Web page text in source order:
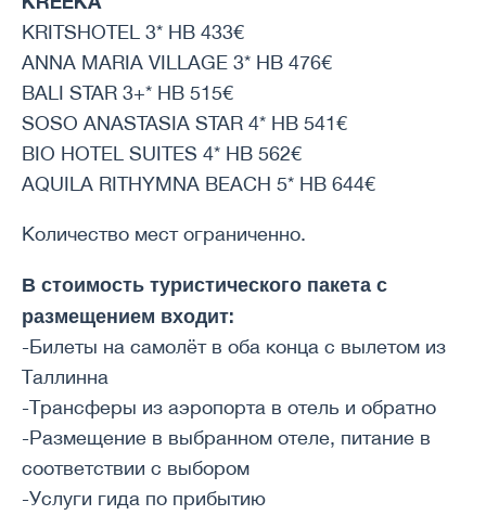
KRITSHOTEL 3* HB 433€
ANNA MARIA VILLAGE 3* HB 476€
BALI STAR 3+* HB 515€
SOSO ANASTASIA STAR 4* HB 541€
BIO HOTEL SUITES 4* HB 562€
AQUILA RITHYMNA BEACH 5* HB 644€
Количество мест ограниченно.
В стоимость туристического пакета с
размещением входит:
-Билеты на самолёт в оба конца с вылетом из
Таллинна
-Трансферы из аэропорта в отель и обратно
-Размещение в выбранном отеле, питание в
соответствии с выбором
-Услуги гида по прибытию